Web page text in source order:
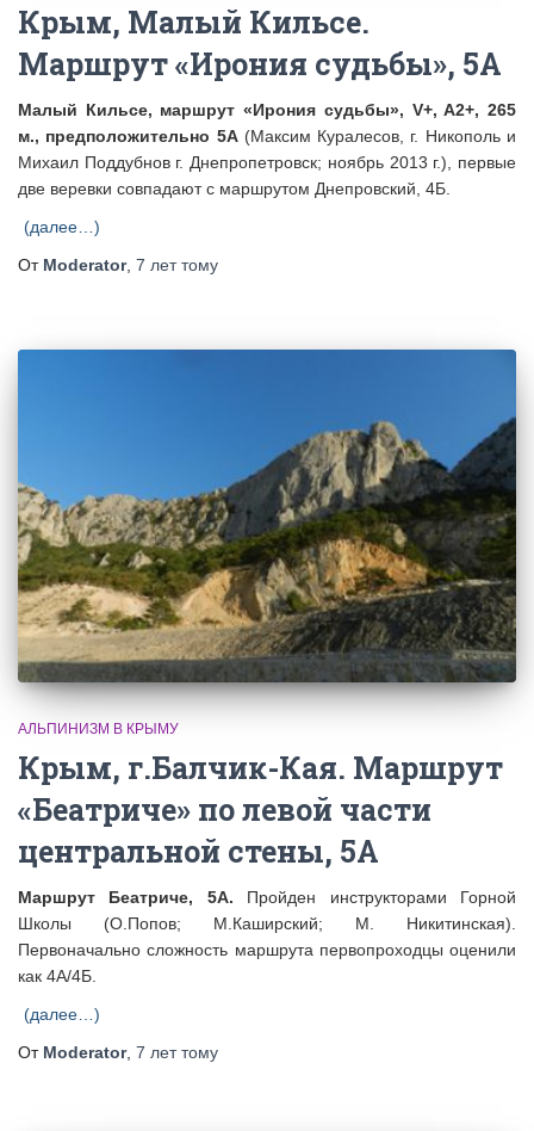
Крым, Малый Кильсе.
Маршрут «Ирония судьбы», 5А
Малый Кильсе, маршрут «Ирония судьбы», V+, A2+, 265
м., предположительно 5А (Максим Куралесов, г. Никополь и
Михаил Поддубнов г. Днепропетровск; ноябрь 2013 г.), первые
две веревки совпадают с маршрутом Днепровский, 4Б.
(далее…)
От Moderator, 7 леттому
АЛЬПИНИЗМ В КРЫМУ
Крым, г.Балчик-Кая. Маршрут
«Беатриче» по левой части
центральной стены, 5А
Маршрут Беатриче, 5А. Пройден инструкторами Горной
Школы (О.Попов; М.Каширский; М. Никитинская).
Первоначально сложность маршрута первопроходцы оценили
как 4А/4Б.
(далее…)
От Moderator, 7 леттому